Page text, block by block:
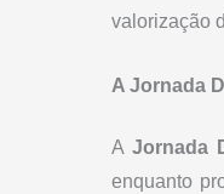
valorização
A Jornada
AJornada
enquanto